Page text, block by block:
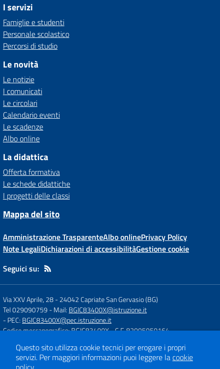
I servizi
Famiglie e studenti
Personale scolastico
Percorsi di studio
Le novità
Le notizie
I comunicati
Le circolari
Calendario eventi
Le scadenze
Albo online
La didattica
Offerta formativa
Le schede didattiche
I progetti delle classi
Mappa del sito
Amministrazione TrasparenteAlbo onlinePrivacy Policy
Note LegaliDichiarazioni di accessibilitàGestione cookie
Seguici su:
Via XXV Aprile, 28-24042 Capriate San Gervasio (BG)
Tel 029090759 - Mail: BGIC83400X@istruzione.it
- PEC: BGIC83400X@pec.istruzione.it
Codice meccanografico: BGIC83400X- C.F. 82005050164
Concept & Design by
Designers Italia
Questo sito utilizza cookie tecnici per erogare i propri
servizi. Per maggiori informazioni puoi leggere lacookie